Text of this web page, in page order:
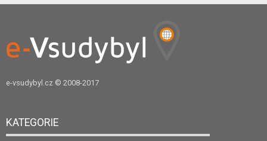
e-vsudybyl.cz © 2008-2017
KATEGORIE